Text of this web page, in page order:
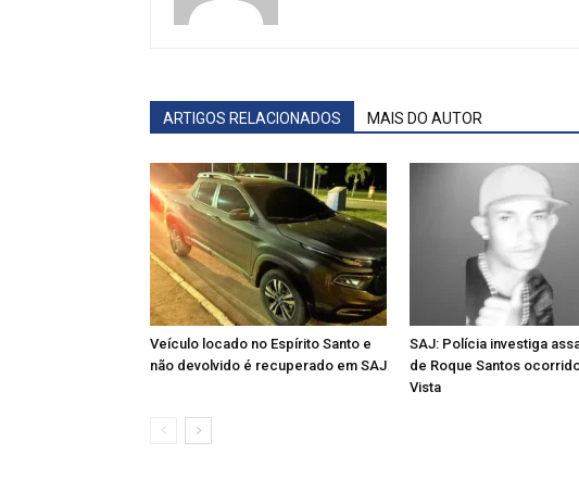
ARTIGOS RELACIONADOS MAIS DO AUTOR
Veículo locado no Espírito Santo e
não devolvido é recuperado em SAJ
SAJ: Polícia investiga
de Roque Santos
Vista